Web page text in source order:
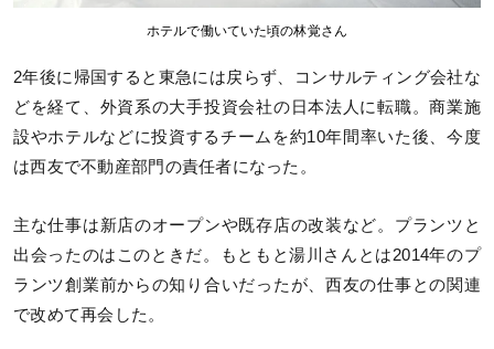
ホテルで働いていた頃の林覚さん
2年後に帰国すると東急には戻らず、コンサルティング会社な
どを経て、外資系の大手投資会社の日本法人に転職。商業施
設やホテルなどに投資するチームを約10年間率いた後、今度
は西友で不動産部門の責任者になった。
主な仕事は新店のオープンや既存店の改装など。プランツと
出会ったのはこのときだ。もともと湯川さんとは2014年のプ
ランツ創業前からの知り合いだったが、西友の仕事との関連
で改めて再会した。